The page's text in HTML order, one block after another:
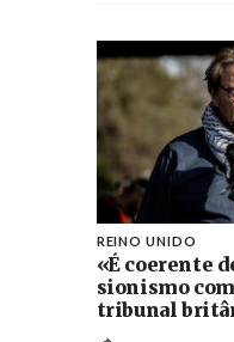
REINO UNIDO
«É coerente
sionismo
tribunal